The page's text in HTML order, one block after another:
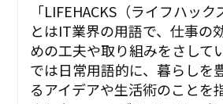
「LIFEHACKS（ライフハッ
とはIT業界の用語で、仕事の
めの工夫や取り組みをさして
では日常用語的に、暮らしを
るアイデアや生活術のことを